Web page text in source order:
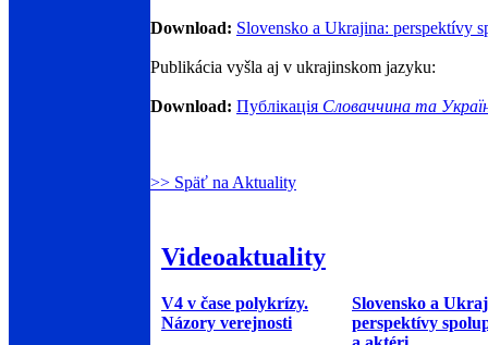
Download: Slovensko a Ukrajina: perspektívy
Publikácia vyšla aj v ukrajinskom jazyku:
Download: Публікація Словаччина та
>> Späť na Aktuality
Videoaktuality
V4 v čase polykrízy.
Názory verejnosti
Slovensko a
perspektívy